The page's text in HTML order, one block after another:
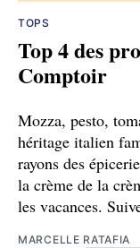
TOPS
Top 4 des
Comptoir
Mozza, pesto,
héritage italien
rayons des
la crème de la
les vacances.
MARCELLE RATAFIA